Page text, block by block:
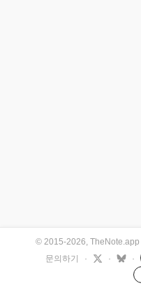
© 2015-2026, TheNote.app
문의하기
· · ·